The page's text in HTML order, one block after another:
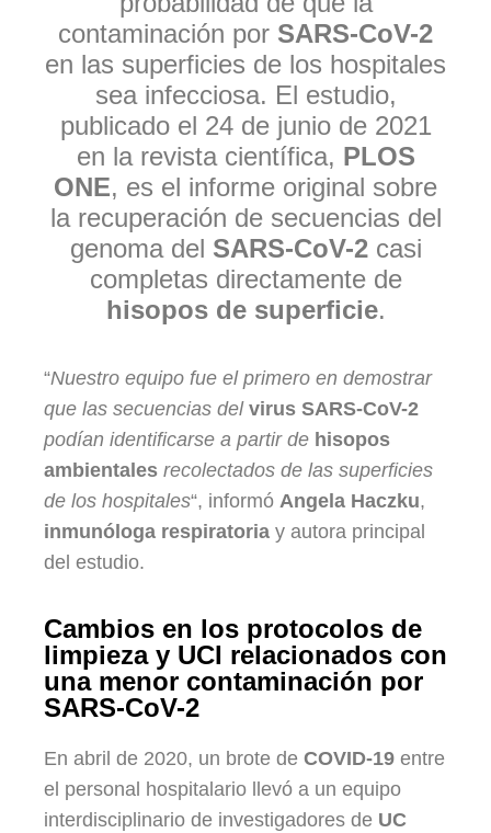
contaminación por SARS-CoV-2
en las superficies de los hospitales
sea infecciosa. El estudio,
publicado el 24 de junio de 2021
en la revista científica, PLOS
ONE, es el informe original sobre
la recuperación de secuencias del
genoma del SARS-CoV-2casi
completas directamente de
hisopos de superficie.
“Nuestro equipo fue el primero en demostrar
que las secuencias del virus SARS-CoV-2
podían identificarse a partir de hisopos
ambientales recolectados de las superficies
de los hospitales“, informó Angela Haczku,
inmunóloga respiratoria y autora principal
del estudio.
Cambios en los protocolos de
limpieza y UCI relacionados con
una menor contaminación por
SARS-CoV-2
En abril de 2020, un brote de COVID-19 entre
el personal hospitalario llevó a un equipo
interdisciplinario de investigadores de UC